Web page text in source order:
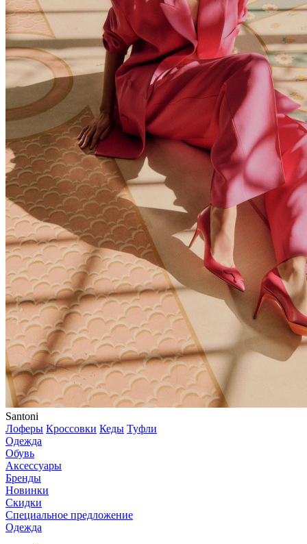
Santoni
Лоферы Кроссовки Кеды Туфли
Одежда
Обувь
Аксессуары
Бренды
Новинки
Скидки
Специальное предложение
Одежда